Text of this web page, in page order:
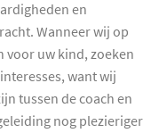
en
Wanneer wij op
voor uw kind, zoeken
want wij
tussen de coach en
nog plezieriger